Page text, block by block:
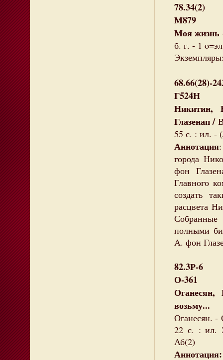
78.34(2)
М879
Моя жизнь
б. г. - 1
68.66(28)-
Г524Н
Никитин,
Глазенап /
55 с. : ил. -
Аннотация
города
фон
Главного
создать
расцвета
полными
А. фон
82.3Р-6
О-361
возьму...
Оганесян.
22 с. : ил.
Аб(2)
Аннотация: